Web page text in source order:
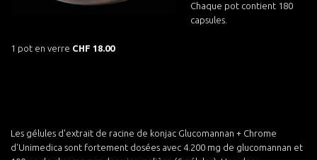
Chaque pot contient 180
capsules.
1 pot en verre CHF 18.00
Les gélules d'extrait de racine de konjac Glucomannan + Chrome
d'Unimedica sont fortement dosées avec 4.200 mg de glucomannan et